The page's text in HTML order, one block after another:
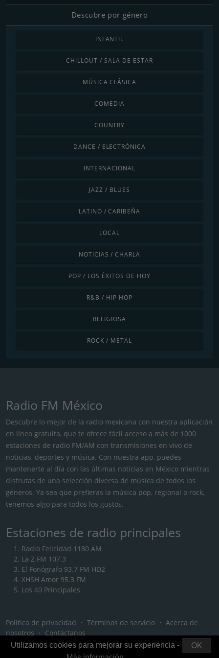
Descubre por género
INFANTIL
CHILLOUT / SALA DE ESTAR
MÚSICA CLÁSICA
COMEDIA
COUNTRY
DANCE / ELECTRÓNICA
INTERNACIONAL
JAZZ / BLUES
LATINO / CARIBEÑA
LOCAL
NOTICIAS / CHARLA
POP / LOS ÉXITOS DE HOY
R&B / HIP HOP
RELIGIOSA
ROCK / METAL
Radio FM México
Descubre lo mejor de la radio mexicana con nuestra aplicación
en línea gratuita, que te ofrece fácil acceso a más de 1000
estaciones de radio FM/AM con transmisiones en vivo de
noticias, deportes y música. Con nuestra app, puedes
mantenerte al día con las últimas noticias en México mientras
disfrutas de una selección diversa de música de todos los
géneros. Ya sea que prefieras la música pop, regional o rock,
tenemos algo para todos los gustos.
Estaciones de radio principales
Radio Felicidad 1180 AM
La Z FM 107.3
El Fonógrafo 93.7 FM HD2
XHSH Amor 95.3 FM
Los 40 Principales
Política de privacidad ・ Términos de servicio ・ Acerca de
nosotros ・ Contáctanos
OK
Utilizamos cookies para mejorar su experiencia -